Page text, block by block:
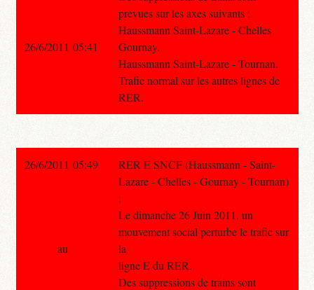
prevues sur les axes suivants :
Haussmann Saint-Lazare - Chelles
Gournay.
Haussmann Saint-Lazare - Tournan.
Trafic normal sur les autres lignes de
RER.
26/6/2011 05:41
26/6/2011 05:49
RER E SNCF (Haussmann - Saint-
Lazare - Chelles - Gournay - Tournan)
:
Le dimanche 26 Juin 2011, un
mouvement social perturbe le trafic sur
la
ligne E du RER.
Des suppressions de trains sont
au